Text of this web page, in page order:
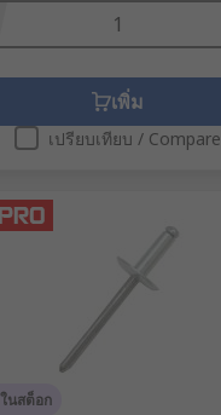
เพิ่ม
เปรียบเทียบ / Compare
นสต็อก